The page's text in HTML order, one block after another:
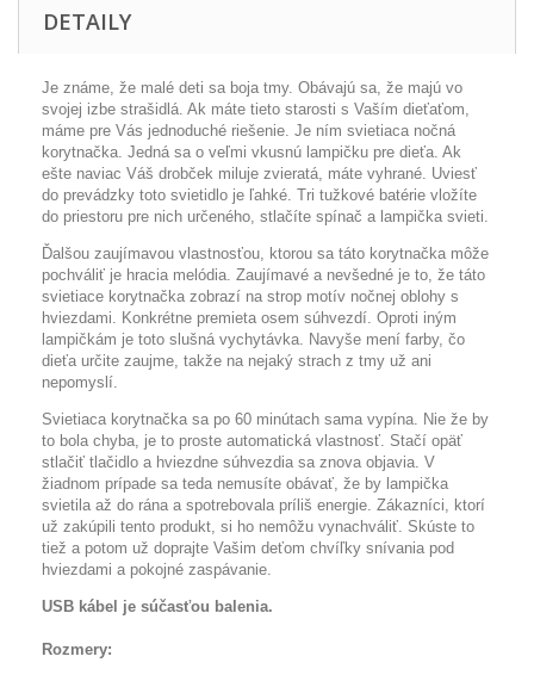
DETAILY
Je známe, že malé deti sa boja tmy. Obávajú sa, že majú vo
svojej izbe strašidlá. Ak máte tieto starosti s Vaším dieťaťom,
máme pre Vás jednoduché riešenie. Je ním svietiaca nočná
korytnačka. Jedná sa o veľmi vkusnú lampičku pre dieťa. Ak
ešte naviac Váš drobček miluje zvieratá, máte vyhrané. Uviesť
do prevádzky toto svietidlo je ľahké. Tri tužkové batérie vložíte
do priestoru pre nich určeného, ​​stlačíte spínač a lampička svieti.
Ďalšou zaujímavou vlastnosťou, ktorou sa táto korytnačka môže
pochváliť je hracia melódia. Zaujímavé a nevšedné je to, že táto
svietiace korytnačka zobrazí na strop motív nočnej oblohy s
hviezdami. Konkrétne premieta osem súhvezdí. Oproti iným
lampičkám je toto slušná vychytávka. Navyše mení farby, čo
dieťa určite zaujme, takže na nejaký strach z tmy už ani
nepomyslí.
Svietiaca korytnačka sa po 60 minútach sama vypína. Nie že by
to bola chyba, je to proste automatická vlastnosť. Stačí opäť
stlačiť tlačidlo a hviezdne súhvezdia sa znova objavia. V
žiadnom prípade sa teda nemusíte obávať, že by lampička
svietila až do rána a spotrebovala príliš energie. Zákazníci, ktorí
už zakúpili tento produkt, si ho nemôžu vynachváliť. Skúste to
tiež a potom už doprajte Vašim deťom chvíľky snívania pod
hviezdami a pokojné zaspávanie.
USB kábel je súčasťou balenia.
Rozmery: